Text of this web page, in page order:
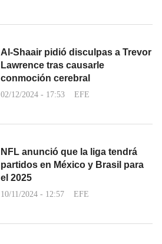
Al-Shaair pidió disculpas a Trevor
Lawrence tras causarle
conmoción cerebral
02/12/2024 - 17:53 EFE
NFL anunció que la liga tendrá
partidos en México y Brasil para
el 2025
10/11/2024 - 12:57 EFE